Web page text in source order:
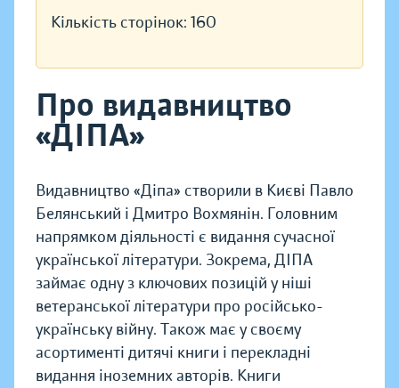
Кількість сторінок: 160
Про видавництво
«ДІПА»
Видавництво «Діпа» створили в Києві Павло
Белянський і Дмитро Вохмянін. Головним
напрямком діяльності є видання сучасної
української літератури. Зокрема, ДІПА
займає одну з ключових позицій у ніші
ветеранської літератури про російсько-
українську війну. Також має у своєму
асортименті дитячі книги і перекладні
видання іноземних авторів. Книги